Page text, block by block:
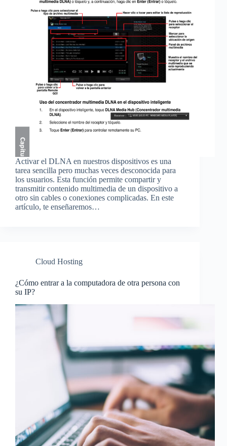
Activar el DLNA en nuestros dispositivos es una
tarea sencilla pero muchas veces desconocida para
los usuarios. Esta función permite compartir y
transmitir contenido multimedia de un dispositivo a
otro sin cables o conexiones complicadas. En este
artículo, te enseñaremos…
Cloud Hosting
¿Cómo entrar a la computadora de otra persona con
su IP?